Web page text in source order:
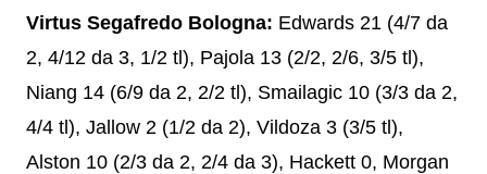
Virtus Segafredo Bologna: Edwards 21 (4/7 da
2, 4/12 da 3, 1/2 tl), Pajola 13 (2/2, 2/6, 3/5 tl),
Niang 14 (6/9 da 2, 2/2 tl), Smailagic 10 (3/3 da 2,
4/4 tl), Jallow 2 (1/2 da 2), Vildoza 3 (3/5 tl),
Alston 10 (2/3 da 2, 2/4 da 3), Hackett 0, Morgan